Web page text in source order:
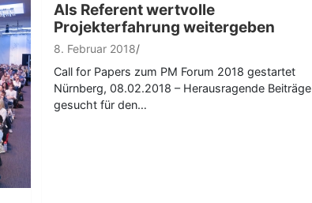
Als Referent wertvolle
Projekterfahrung weitergeben
8. Februar 2018
Call for Papers zum PM Forum 2018 gestartet
Nürnberg, 08.02.2018 – Herausragende Beiträge
gesucht für den…